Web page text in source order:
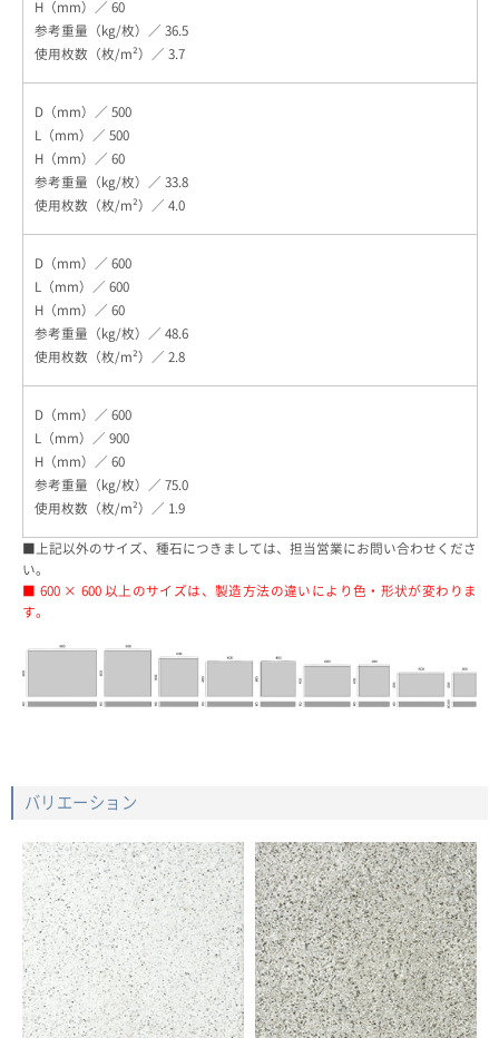
60
36.5
3.7
500
500
60
33.8
4.0
600
600
60
48.6
2.8
600
900
60
75.0
1.9
■上記以外のサイズ、種石につきましては、担当営業にお問い合わせくださ
い。
■ 600 × 600 以上のサイズは、製造方法の違いにより色・形状が変わりま
す。
バリエーション